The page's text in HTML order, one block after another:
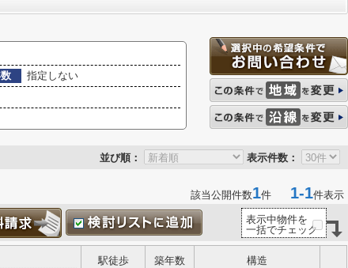
指定しない
並び順： 表示件数：
該当公開件数1件 1-1件表示
表示中物件を
一括でチェック
駅徒歩
築年数
構造